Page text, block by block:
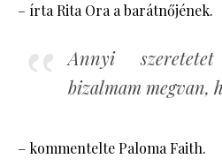
– írta Rita Ora a barátnőjének.
Annyi
bizalmam megvan,
– kommentelte Paloma Faith.